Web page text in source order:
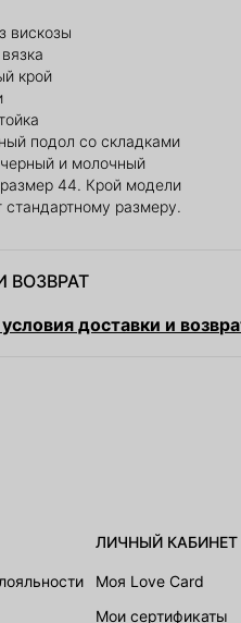
вискозы
крой
подол со складками
и молочный
44. Крой модели
стандартному размеру.
ВОЗВРАТ
доставки и
ЛИЧНЫЙ КАБИНЕТ
Моя Love Card
Мои сертификаты